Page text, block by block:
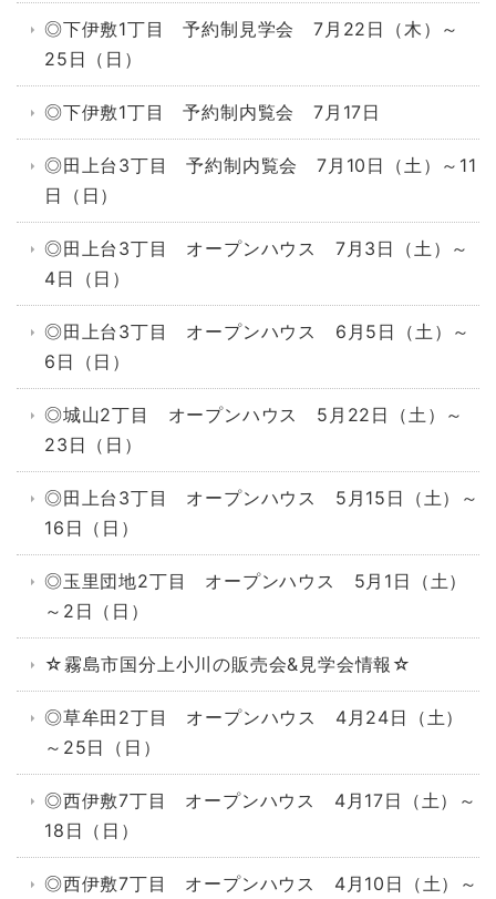
◎下伊敷1丁目 予約制見学会 7月22日（木）～
25日（日）
◎下伊敷1丁目 予約制内覧会 7月17日
◎田上台3丁目 予約制内覧会 7月10日（土）～11
日（日）
◎田上台3丁目 オープンハウス 7月3日（土）～
4日（日）
◎田上台3丁目 オープンハウス 6月5日（土）～
6日（日）
◎城山2丁目 オープンハウス 5月22日（土）～
23日（日）
◎田上台3丁目 オープンハウス 5月15日（土）～
16日（日）
◎玉里団地2丁目 オープンハウス 5月1日（土）
～2日（日）
☆霧島市国分上小川の販売会&見学会情報☆
◎草牟田2丁目 オープンハウス 4月24日（土）
～25日（日）
◎西伊敷7丁目 オープンハウス 4月17日（土）～
18日（日）
◎西伊敷7丁目 オープンハウス 4月10日（土）～